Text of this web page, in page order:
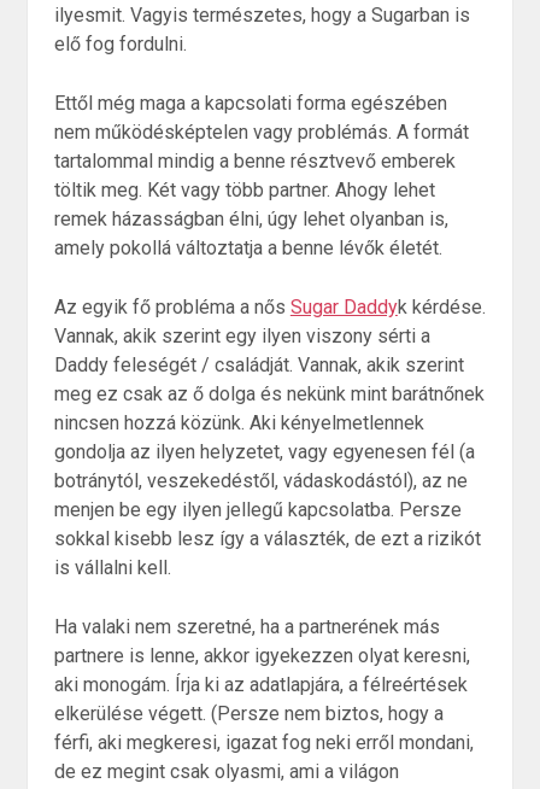
ilyesmit. Vagyis természetes, hogy a Sugarban is
elő fog fordulni.
Ettől még maga a kapcsolati forma egészében
nem működésképtelen vagy problémás. A formát
tartalommal mindig a benne résztvevő emberek
töltik meg. Két vagy több partner. Ahogy lehet
remek házasságban élni, úgy lehet olyanban is,
amely pokollá változtatja a benne lévők életét.
Az egyik fő probléma a nős Sugar Daddyk kérdése.
Vannak, akik szerint egy ilyen viszony sérti a
Daddy feleségét / családját. Vannak, akik szerint
meg ez csak az ő dolga és nekünk mint barátnőnek
nincsen hozzá közünk. Aki kényelmetlennek
gondolja az ilyen helyzetet, vagy egyenesen fél (a
botránytól, veszekedéstől, vádaskodástól), az ne
menjen be egy ilyen jellegű kapcsolatba. Persze
sokkal kisebb lesz így a választék, de ezt a rizikót
is vállalni kell.
Ha valaki nem szeretné, ha a partnerének más
partnere is lenne, akkor igyekezzen olyat keresni,
aki monogám. Írja ki az adatlapjára, a félreértések
elkerülése végett. (Persze nem biztos, hogy a
férfi, aki megkeresi, igazat fog neki erről mondani,
de ez megint csak olyasmi, ami a világon